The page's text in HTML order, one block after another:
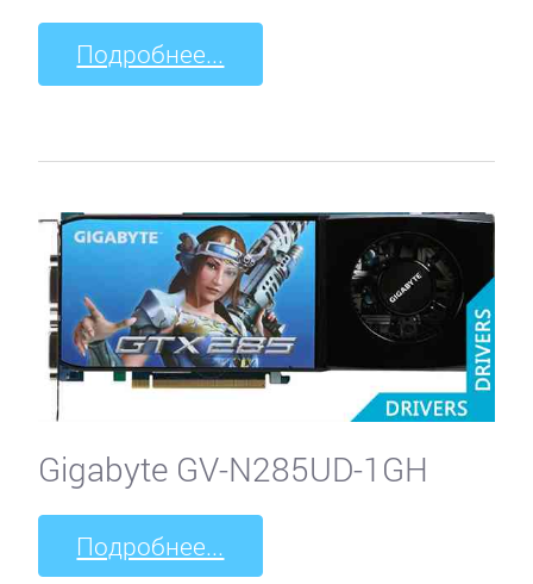
Подробнее...
Gigabyte GV-N285UD-1GH
Подробнее...